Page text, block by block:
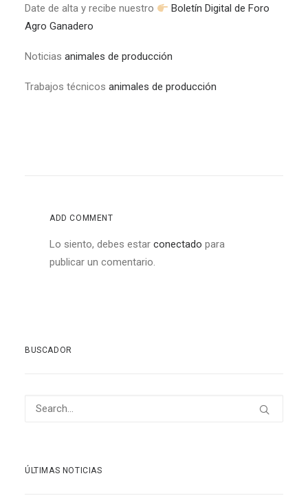
Date de alta y recibe nuestro
Boletín Digital de Foro
Agro Ganadero
Noticias animales de producción
Trabajos técnicos animales de producción
ADD COMMENT
Lo siento, debes estar conectado para
publicar un comentario.
BUSCADOR
ÚLTIMAS NOTICIAS